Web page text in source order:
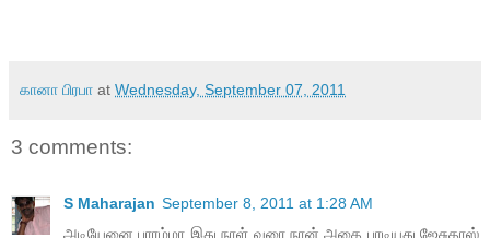
கானா பிரபா at Wednesday, September 07, 2011
3 comments:
S Maharajan September 8, 2011 at 1:28 AM
அடியேனை பாரம்மா இது நாள் வரை நான் அதை பாடியது ஜேசுதாஸ்